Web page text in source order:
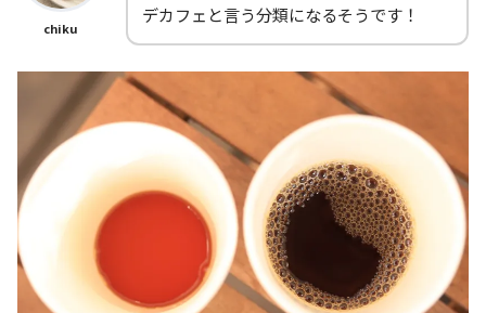
chiku
デカフェと言う分類になるそうです！